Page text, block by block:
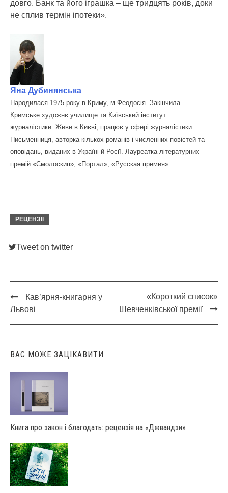
довго. Банк та його іграшка – ще тридцять років, доки
не сплив термін іпотеки».
Яна Дубинянська
Народилася 1975 року в Криму, м.Феодосія. Закінчила
Кримське художнє училище та Київський інститут
журналістики. Живе в Києві, працює у сфері журналістики.
Письменниця, авторка кількох романів і численних повістей та
оповідань, виданих в Україні й Росії. Лауреатка літературних
премій «Смолоскип», «Портал», «Русская премия».
РЕЦЕНЗІЇ
Tweet on twitter
Post
navigation
Кав’ярня-книгарня у
Львові
«Короткий список»
Шевченківської премії
ВАС МОЖЕ ЗАЦІКАВИТИ
Книга про закон і благодать: рецензія на «Джвандзи»